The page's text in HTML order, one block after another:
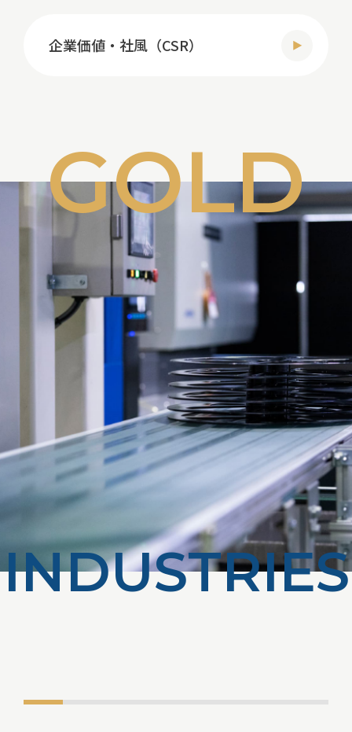
企業価値・社風（CSR）
GOLD
INDUSTRIES